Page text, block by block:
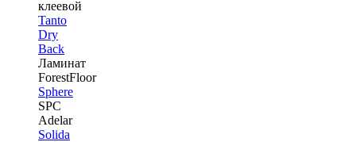
клеевой
Tanto
Dry
Back
Ламинат
ForestFloor
Sphere
SPC
Adelar
Solida